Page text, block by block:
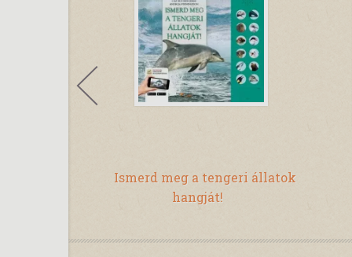
Ismerd meg a tengeri állatok
hangját!